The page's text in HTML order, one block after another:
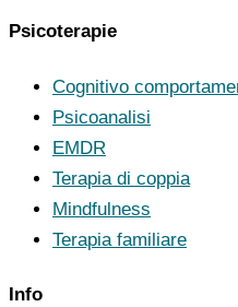
Psicoterapie
Cognitivo
Psicoanalisi
EMDR
Terapia di coppia
Mindfulness
Terapia familiare
Info